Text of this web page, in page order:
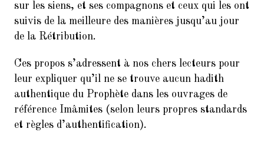
Taqiya
Vidéo
ARTICLES RÉCENTS
Al-Qadi Said Al-Qommi et la
falsification du Coran
sur les siens, et ses compagnons et ceux qui les ont
suivis de la meilleure des manières jusqu’au jour
de la Rétribution.
Ces propos s’adressent à nos chers lecteurs pour
leur expliquer qu’il ne se trouve aucun hadith
authentique du Prophète dans les ouvrages de
référence Imâmites (selon leurs propres standards
et règles d’authentification).